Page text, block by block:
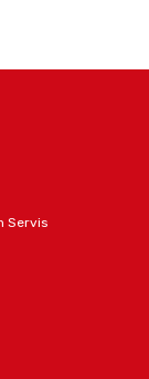
Servis